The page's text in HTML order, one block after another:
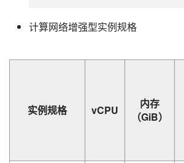
计算网络增强型实例规格
实例规格 vCPU
内存
（GiB）